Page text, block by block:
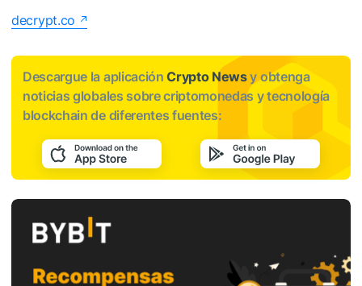
decrypt.co
Descargue la aplicaciónCrypto Newsy obtenga
noticias globales sobre criptomonedas y tecnología
blockchain de diferentes fuentes: